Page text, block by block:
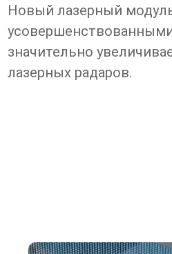
Новый лазерный
значительно
лазерных радаров.